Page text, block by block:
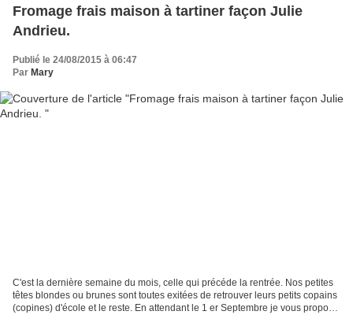
Fromage frais maison à tartiner façon Julie
Andrieu.
Publié le 24/08/2015 à 06:47
Par Mary
C'est la dernière semaine du mois, celle qui précéde la rentrée. Nos petites
têtes blondes ou brunes sont toutes exitées de retrouver leurs petits copains
(copines) d'école et le reste. En attendant le 1 er Septembre je vous propose